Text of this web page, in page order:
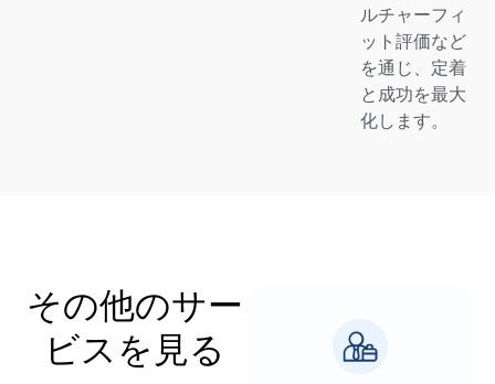
ルチャーフィ
ット評価など
を通じ、定着
と成功を最大
化します。
その他のサー
ビスを見る